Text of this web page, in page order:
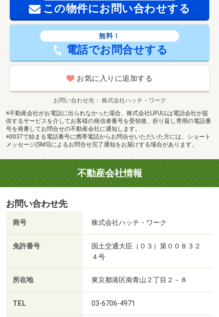
この物件にお問い合わせする
無料！
電話でお問合せする
お気に入りに追加する
お問い合わせ先
株式会社ハッチ・ワーク
※不動産会社がお電話に出られなかった場合、株式会社LIFULLは電話会社が提
供するサービスを介してお客様の発信者番号を受領後、折り返し専用の電話番
号を発番してお問合せの不動産会社に通知します。
※0037で始まる電話番号に携帯電話からお問合せいただいた方には、ショート
メッセージ(SMS)によるお問合せ完了通知をお届けする場合があります。
不動産会社情報
お問い合わせ先
商号 株式会社ハッチ・ワーク
免許番号
国土交通大臣（０３）第００８３２
４号
所在地 東京都港区南青山２丁目２－８
TEL 03-6706-4971